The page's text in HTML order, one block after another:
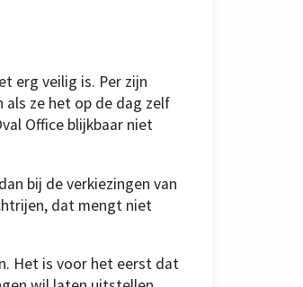
erg veilig is. Per zijn
ze het op de dag zelf
Office blijkbaar niet
bij de verkiezingen van
dat mengt niet
Het is voor het eerst dat